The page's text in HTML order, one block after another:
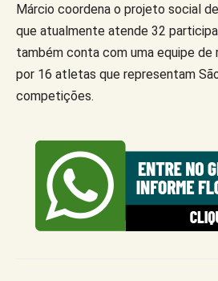
Márcio coordena o projeto social
que atualmente atende 32
também conta com uma equipe
por 16 atletas que representam
competições.